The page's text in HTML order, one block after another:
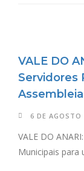
VALE DO
Servidores
6 DE AGOSTO
VALE DO
Municipais para